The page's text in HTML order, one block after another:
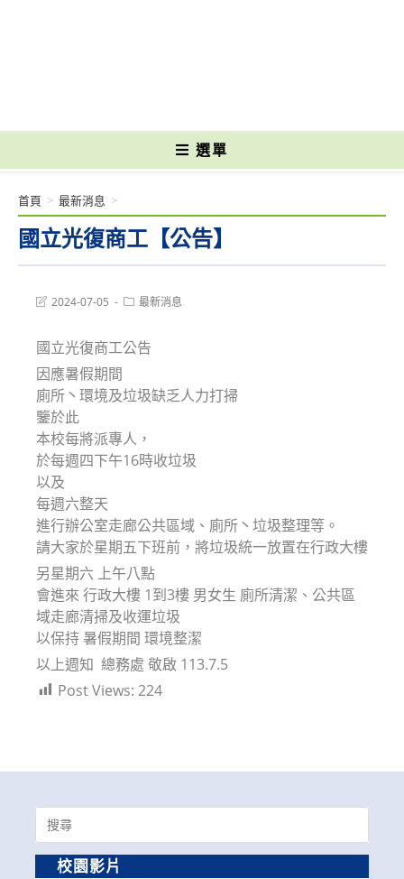
選單
國立光復商工【公告】
首頁 > 最新消息 >
Post2024-07-05
Post最新消息
國立光復商工公告
因應暑假期間
廁所丶環境及垃圾缺乏人力打掃
鑒於此
本校每將派專人，
於每週四下午16時收垃圾
以及
每週六整天
進行辦公室走廊公共區域、廁所丶垃圾整理等。
請大家於星期五下班前，將垃圾統一放置在行政大樓
另星期六 上午八點
會進來 行政大樓 1到3樓 男女生 廁所清潔、公共區
域走廊清掃及收運垃圾
以保持 暑假期間 環境整潔
以上週知 總務處 敬啟 113.7.5
Post Views: 224
Search
for:
校園影片